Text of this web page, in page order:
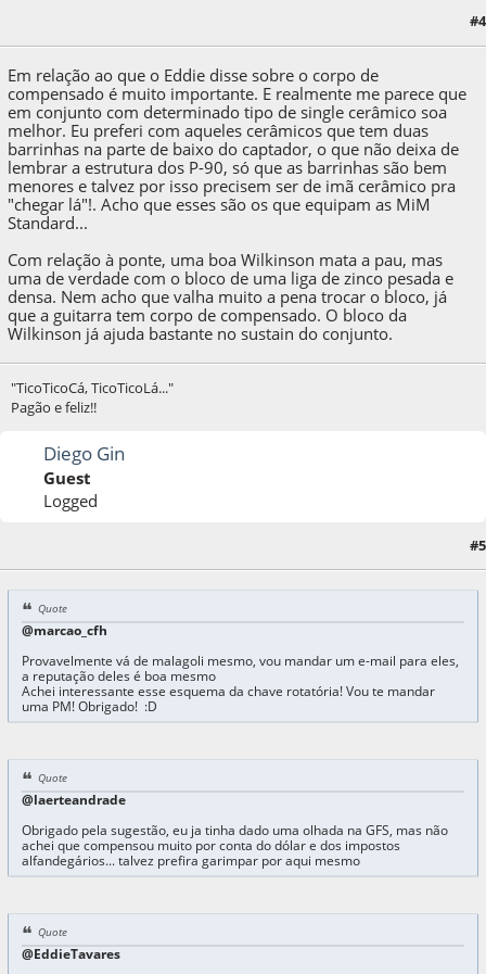
: 05 de August de 2016, as 17:28:18 by#4
Em relação ao que o Eddie disse sobre o corpo de
compensado é muito importante. E realmente me parece que
em conjunto com determinado tipo de single cerâmico soa
melhor. Eu preferi com aqueles cerâmicos que tem duas
barrinhas na parte de baixo do captador, o que não deixa de
lembrar a estrutura dos P-90, só que as barrinhas são bem
menores e talvez por isso precisem ser de imã cerâmico pra
"chegar lá"!. Acho que esses são os que equipam as MiM
Standard...
Com relação à ponte, uma boa Wilkinson mata a pau, mas
uma de verdade com o bloco de uma liga de zinco pesada e
densa. Nem acho que valha muito a pena trocar o bloco, já
que a guitarra tem corpo de compensado. O bloco da
Wilkinson já ajuda bastante no sustain do conjunto.
"TicoTicoCá, TicoTicoLá..."
Pagão e feliz!!
Diego Gin
Guest
Logged
: 05 de August de 2016, as 15:44:20 by#5
Quote
@marcao_cfh
Provavelmente vá de malagoli mesmo, vou mandar um e-mail para eles,
a reputação deles é boa mesmo
Achei interessante esse esquema da chave rotatória! Vou te mandar
uma PM! Obrigado! :D
Quote
@laerteandrade
Obrigado pela sugestão, eu ja tinha dado uma olhada na GFS, mas não
achei que compensou muito por conta do dólar e dos impostos
alfandegários... talvez prefira garimpar por aqui mesmo
Quote
@EddieTavares